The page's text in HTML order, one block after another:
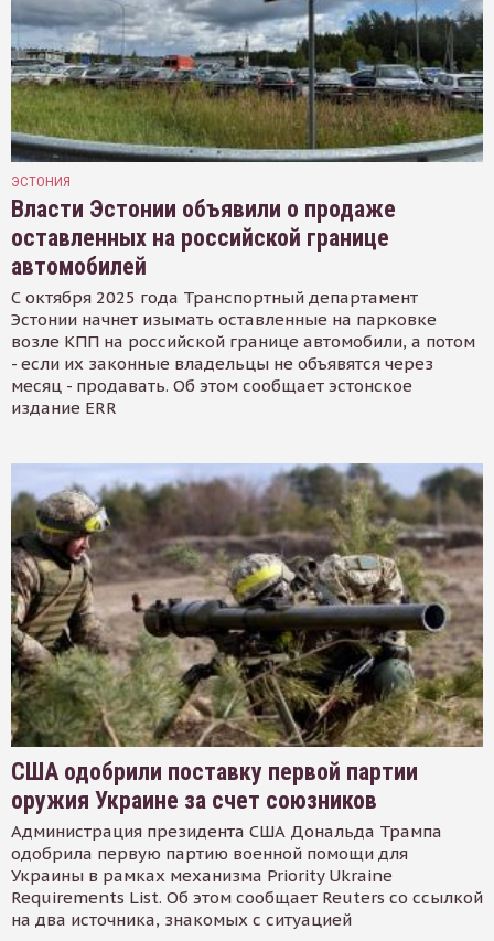
ЭСТОНИЯ
Власти Эстонии объявили о продаже
оставленных на российской границе
автомобилей
С октября 2025 года Транспортный департамент
Эстонии начнет изымать оставленные на парковке
возле КПП на российской границе автомобили, а потом
- если их законные владельцы не объявятся через
месяц - продавать. Об этом сообщает эстонское
издание ERR
США одобрили поставку первой партии
оружия Украине за счет союзников
Администрация президента США Дональда Трампа
одобрила первую партию военной помощи для
Украины в рамках механизма Priority Ukraine
Requirements List. Об этом сообщает Reuters со ссылкой
на два источника, знакомых с ситуацией